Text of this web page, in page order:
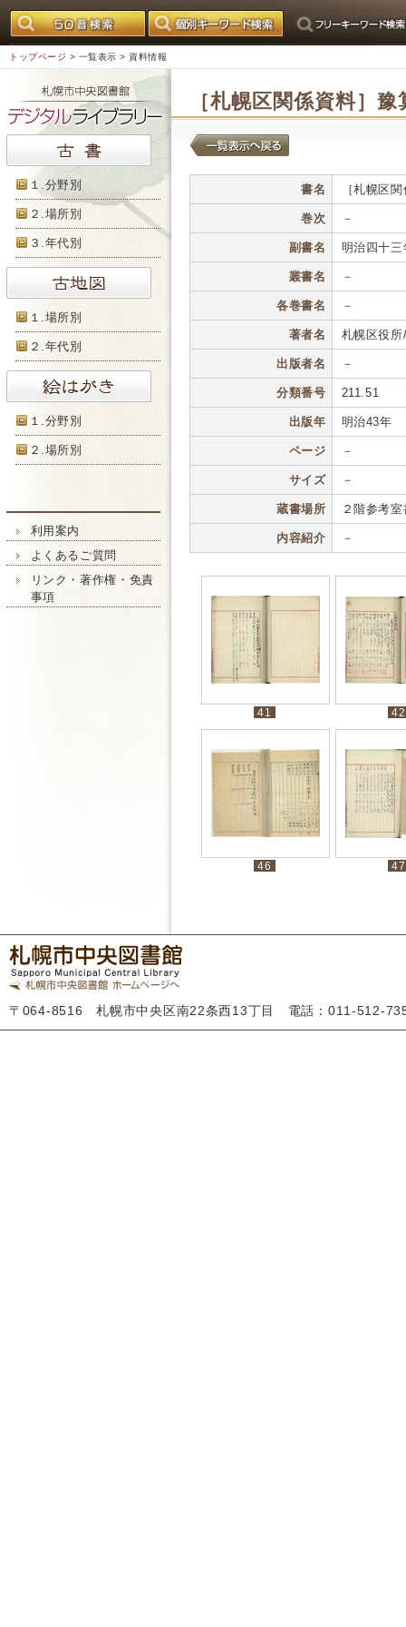
トップページ > 一覧表示 > 資料情報
１.分野別
２.場所別
３.年代別
１.場所別
２.年代別
１.分野別
２.場所別
利用案内
よくあるご質問
リンク・著作権・免責
事項
［札幌区関係資料］
書名 ［札幌区
巻次 －
副書名 明治四十
叢書名 －
各巻書名 －
著者名 札幌区役所
出版者名 －
分類番号 211.51
出版年 明治43年
ページ －
サイズ －
蔵書場所 ２階参考
内容紹介 －
41 42
46 47
〒064-8516 札幌市中央区南22条西13丁目 電話：011-512-